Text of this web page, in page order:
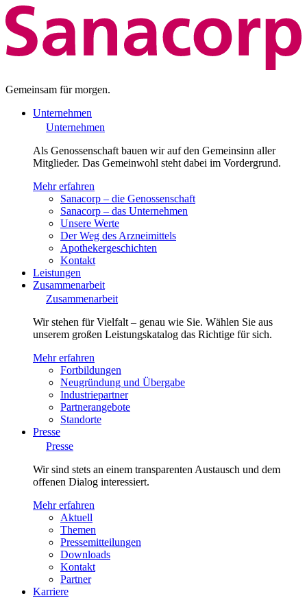
Gemeinsam für morgen.
Unternehmen
Unternehmen
Als Genossenschaft bauen wir auf den Gemeinsinn aller
Mitglieder. Das Gemeinwohl steht dabei im Vordergrund.
Mehr erfahren
Sanacorp – die Genossenschaft
Sanacorp – das Unternehmen
Unsere Werte
Der Weg des Arzneimittels
Apothekergeschichten
Kontakt
Leistungen
Zusammenarbeit
Zusammenarbeit
Wir stehen für Vielfalt – genau wie Sie. Wählen Sie aus
unserem großen Leistungskatalog das Richtige für sich.
Mehr erfahren
Fortbildungen
Neugründung und Übergabe
Industriepartner
Partnerangebote
Standorte
Presse
Presse
Wir sind stets an einem transparenten Austausch und dem
offenen Dialog interessiert.
Mehr erfahren
Aktuell
Themen
Pressemitteilungen
Downloads
Kontakt
Partner
Karriere